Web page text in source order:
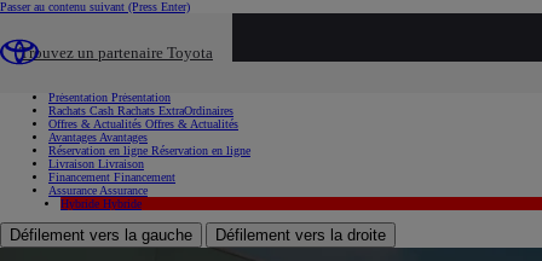
Passer au contenu suivant (Press Enter)
Trouvez un partenaire Toyota
Présentation Présentation
Rachats Cash Rachats ExtraOrdinaires
Offres & Actualités Offres & Actualités
Avantages Avantages
Réservation en ligne Réservation en ligne
Livraison Livraison
Financement Financement
Assurance Assurance
Hybride Hybride
Défilement vers la gauche Défilement vers la droite